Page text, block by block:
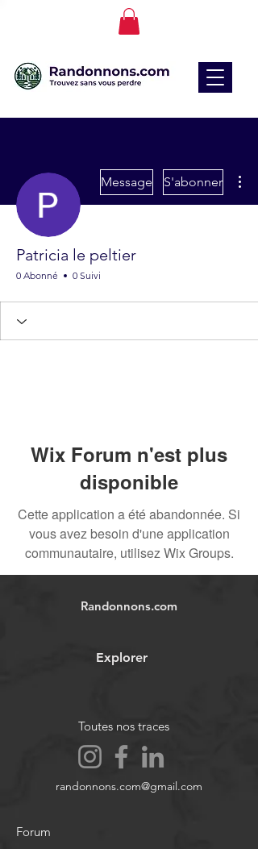
Message S'abonner
Patricia le peltier
0 Abonné 0 Suivi
Wix Forum n'est plus
disponible
Cette application a été abandonnée. Si
vous avez besoin d'une application
communautaire, utilisez Wix Groups.
Randonnons.com
Explorer
Toutes nos traces
randonnons.com@gmail.com
Forum